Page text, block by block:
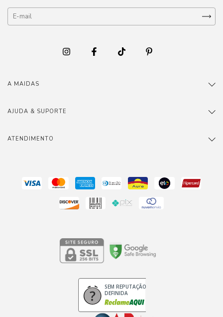
A MAIDAS
AJUDA & SUPORTE
ATENDIMENTO
SEM REPUTAÇÃO
DEFINIDA